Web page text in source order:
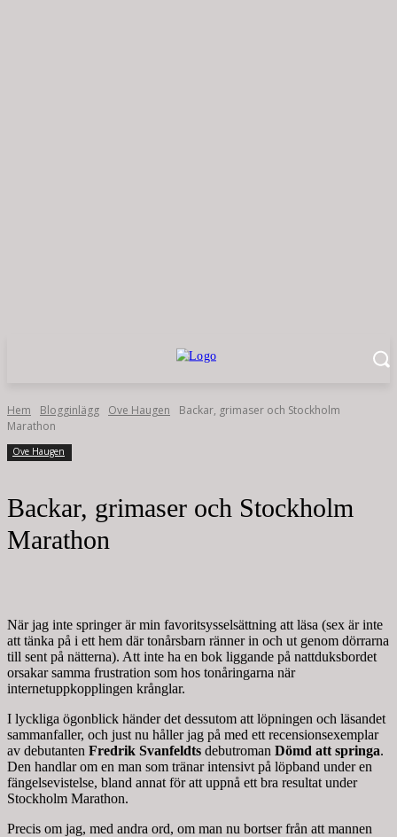
Hem Blogginlägg Ove Haugen
Backar, grimaser och Stockholm
Marathon
Ove Haugen
Backar, grimaser och Stockholm
Marathon
När jag inte springer är min favoritsysselsättning att läsa (sex är inte
att tänka på i ett hem där tonårsbarn ränner in och ut genom dörrarna
till sent på nätterna). Att inte ha en bok liggande på nattduksbordet
orsakar samma frustration som hos tonåringarna när
internetuppkopplingen krånglar.
I lyckliga ögonblick händer det dessutom att löpningen och läsandet
sammanfaller, och just nu håller jag på med ett recensionsexemplar
av debutanten Fredrik Svanfeldts debutroman Dömd att springa.
Den handlar om en man som tränar intensivt på löpband under en
fängelsevistelse, bland annat för att uppnå ett bra resultat under
Stockholm Marathon.
Precis om jag, med andra ord, om man nu bortser från att mannen